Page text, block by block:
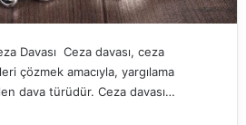
Davası Ceza davası, ceza
çözmek amacıyla, yargılama
dava türüdür. Ceza davası…